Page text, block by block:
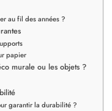
au fil des années ?
papier
murale ou les objets ?
garantir la durabilité ?